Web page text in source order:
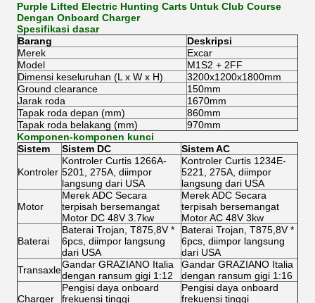
Purple Lifted Electric Hunting Carts Untuk Club Course
Dengan Onboard Charger
Spesifikasi dasar
Barang
Deskripsi
Merek
Excar
Model
M1S2 + 2FF
Dimensi keseluruhan (L x W x H)
3200x1200x1800mm
Ground clearance
150mm
Jarak roda
1670mm
Tapak roda depan (mm)
860mm
Tapak roda belakang (mm)
970mm
Komponen-komponen kunci
Sistem
Sistem DC Sistem AC
Kontroler
Kontroler Curtis 1266A-
5201, 275A, diimpor
langsung dari USA
Kontroler Curtis 1234E-
5221, 275A, diimpor
langsung dari USA
Motor
Merek ADC Secara
terpisah bersemangat
Motor DC 48V 3.7kw
Merek ADC Secara
terpisah bersemangat
Motor AC 48V 3kw
Baterai
Baterai Trojan, T875,8V *
6pcs, diimpor langsung
dari USA
Baterai Trojan, T875,8V *
6pcs, diimpor langsung
dari USA
TransaxleGandar GRAZIANO Italia
dengan ransum gigi 1:12
Gandar GRAZIANO Italia
dengan ransum gigi 1:16
Charger
Pengisi daya onboard
frekuensi tinggi
Pengisi daya onboard
frekuensi tinggi